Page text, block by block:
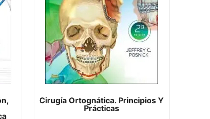
Cirugía Ortognática. Principios Y
Prácticas